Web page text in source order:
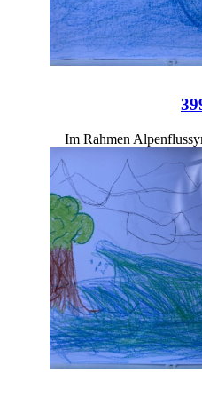
Im Rahmen